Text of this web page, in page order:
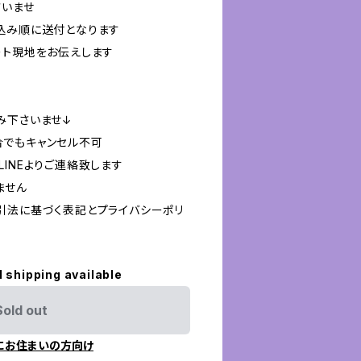
ませ
み順に送付となります
現地をお伝えします
下さいませ↓
もキャンセル不可
よりご連絡致します
せん
法に基づく表記とプライバシーポリ
shipping available
out
お住まいの方向け